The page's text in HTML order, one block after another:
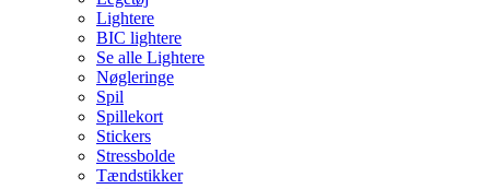
Lightere
BIC lightere
Se alle Lightere
Nøgleringe
Spil
Spillekort
Stickers
Stressbolde
Tændstikker